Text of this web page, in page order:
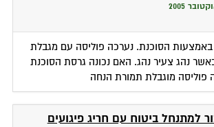
הסוכנת. נערכה פוליסה עם מגבלת
נהג צעיר נהג. האם נכונה גרסת הסוכנת
מוגבלת תמורת הנחה
למתנחל ביטוח עם חריג פיגועים